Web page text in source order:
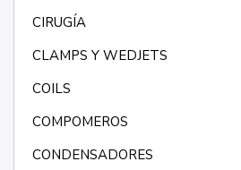
CIRUGÍA
CLAMPS Y WEDJETS
COILS
COMPOMEROS
CONDENSADORES